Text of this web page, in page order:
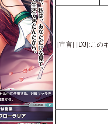
[宣言] [D3]:この